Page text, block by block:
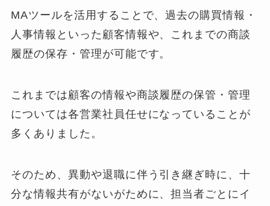
MAツールを活用することで、過去の購買情報・
人事情報といった顧客情報や、これまでの商談
履歴の保存・管理が可能です。
これまでは顧客の情報や商談履歴の保管・管理
については各営業社員任せになっていることが
多くありました。
そのため、異動や退職に伴う引き継ぎ時に、十
分な情報共有がないがために、担当者ごとにイ